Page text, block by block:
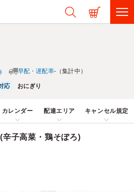
早配・遅配率-（集計中）
応 おにぎり
カレンダー 配達エリア キャンセル規定
子高菜・鶏そぼろ)